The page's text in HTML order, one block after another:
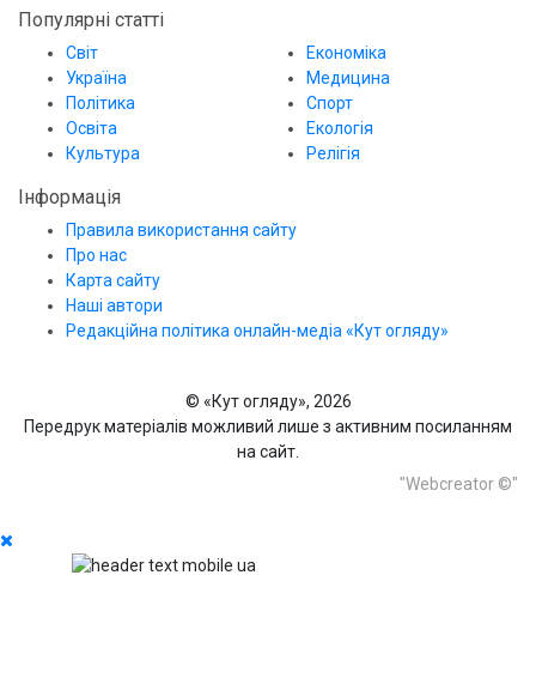
Популярні статті
Світ
Україна
Політика
Освіта
Культура
Економіка
Медицина
Спорт
Екологія
Релігія
Інформація
Правила використання сайту
Про нас
Карта сайту
Наші автори
Редакційна політика онлайн-медіа «Кут огляду»
© «Кут огляду», 2026
Передрук матеріалів можливий лише з активним посиланням
на сайт.
"Webcreator ©"